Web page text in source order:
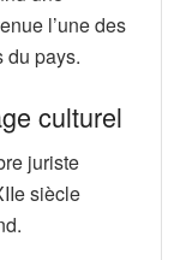
l’une des
du pays.
culturel
juriste
siècle